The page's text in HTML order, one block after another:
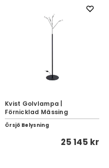
Kvist Golvlampa |
Förnicklad Mässing
Örsjö Belysning
25 145 kr